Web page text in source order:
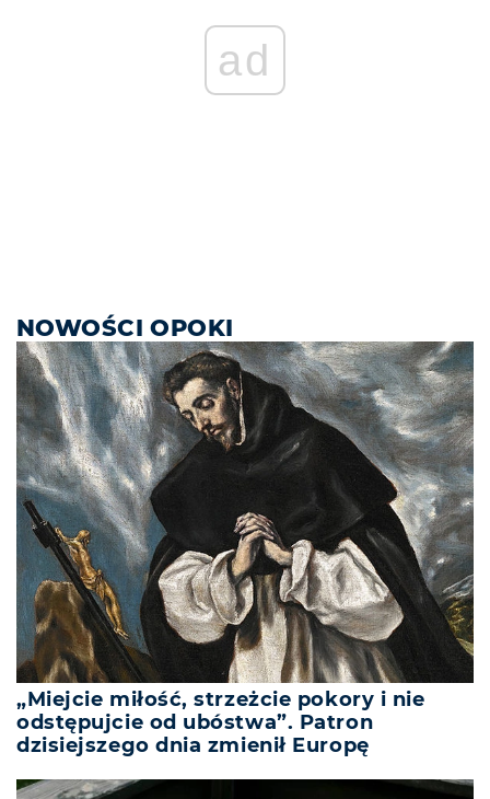
ad
NOWOŚCI OPOKI
„Miejcie miłość, strzeżcie pokory i nie
odstępujcie od ubóstwa”. Patron
dzisiejszego dnia zmienił Europę